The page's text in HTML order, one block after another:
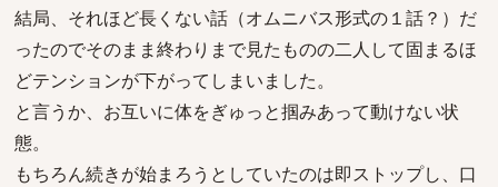
結局、それほど長くない話（オムニバス形式の１話？）だ
ったのでそのまま終わりまで見たものの二人して固まるほ
どテンションが下がってしまいました。
と言うか、お互いに体をぎゅっと掴みあって動けない状
態。
もちろん続きが始まろうとしていたのは即ストップし、口